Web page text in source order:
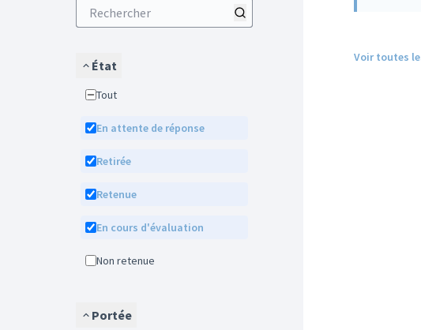
État
Tout
En attente de réponse
Retirée
Retenue
En cours d'évaluation
Non retenue
Portée
Voir toutes